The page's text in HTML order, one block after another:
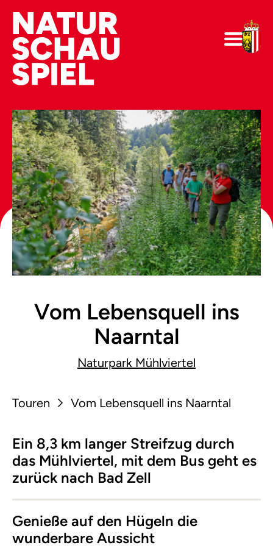
Vom Lebensquell ins
Naarntal
Naturpark Mühlviertel
Touren Vom Lebensquell ins Naarntal
Ein 8,3 km langer Streifzug durch
das Mühlviertel, mit dem Bus geht es
zurück nach Bad Zell
Genieße auf den Hügeln die
wunderbare Aussicht